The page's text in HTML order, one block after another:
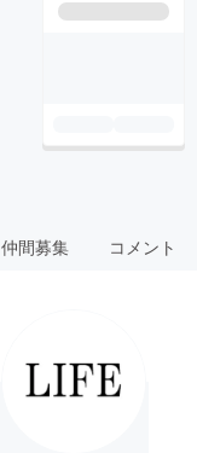
仲間募集 コメント